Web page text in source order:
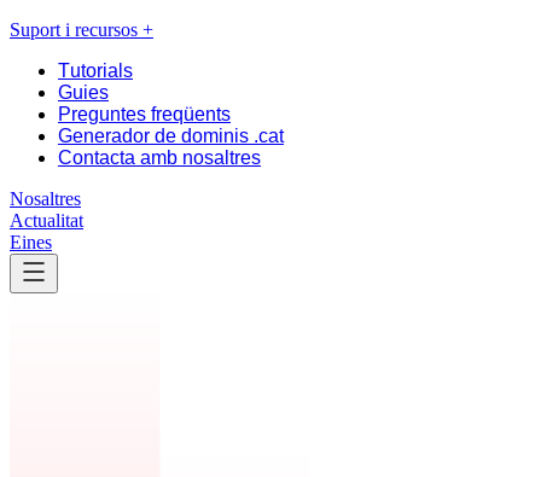
Suport i recursos +
Tutorials
Guies
Preguntes freqüents
Generador de dominis .cat
Contacta amb nosaltres
Nosaltres
Actualitat
Eines